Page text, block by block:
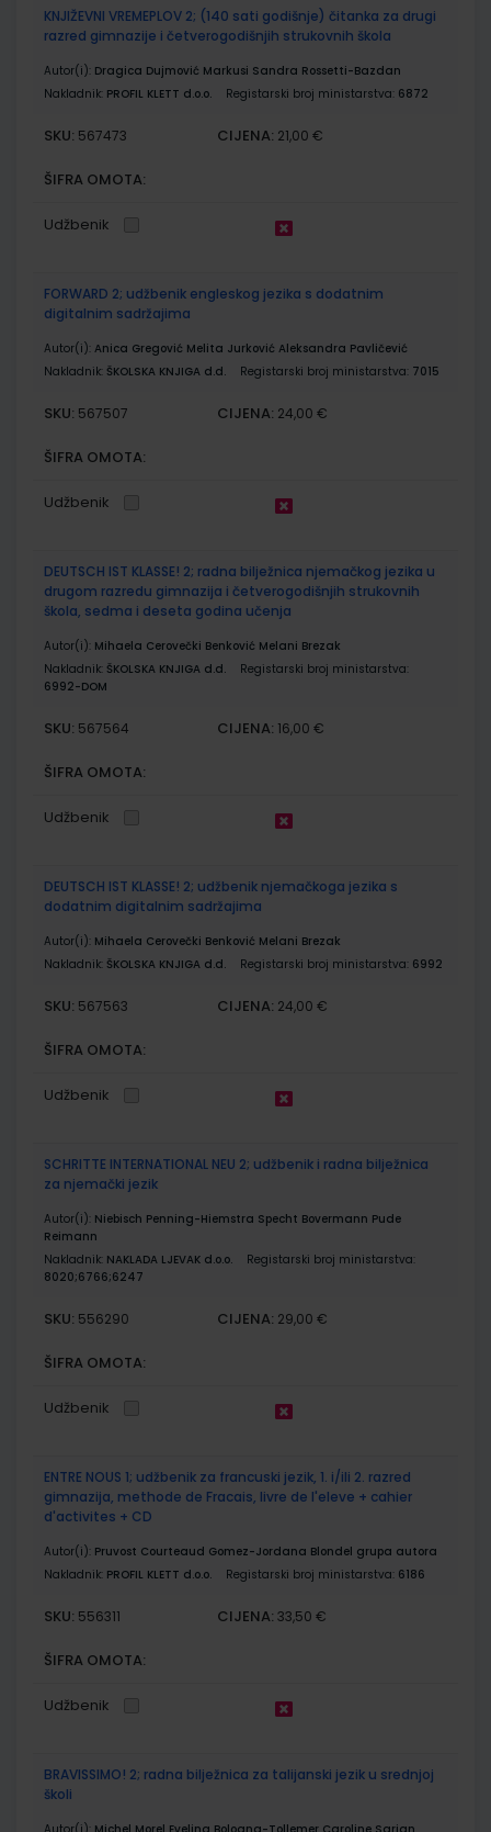
KNJIŽEVNI VREMEPLOV 2; (140 sati godišnje) čitanka za drugi
razred gimnazije i četverogodišnjih strukovnih škola
Autor(i): Dragica Dujmović Markusi Sandra Rossetti-Bazdan
Nakladnik: PROFIL KLETT d.o.o. Registarski broj ministarstva: 6872
SKU: 567473 CIJENA: 21,00 €
ŠIFRA OMOTA:
Udžbenik
FORWARD 2; udžbenik engleskog jezika s dodatnim
digitalnim sadržajima
Autor(i): Anica Gregović Melita Jurković Aleksandra Pavličević
Nakladnik: ŠKOLSKA KNJIGA d.d. Registarski broj ministarstva: 7015
SKU: 567507 CIJENA: 24,00 €
ŠIFRA OMOTA:
Udžbenik
DEUTSCH IST KLASSE! 2; radna bilježnica njemačkog jezika u
drugom razredu gimnazija i četverogodišnjih strukovnih
škola, sedma i deseta godina učenja
Autor(i): Mihaela Cerovečki Benković Melani Brezak
Nakladnik: ŠKOLSKA KNJIGA d.d.
Registarski broj ministarstva:
6992-DOM
SKU: 567564 CIJENA: 16,00 €
ŠIFRA OMOTA:
Udžbenik
DEUTSCH IST KLASSE! 2; udžbenik njemačkoga jezika s
dodatnim digitalnim sadržajima
Autor(i): Mihaela Cerovečki Benković Melani Brezak
Nakladnik: ŠKOLSKA KNJIGA d.d. Registarski broj ministarstva: 6992
SKU: 567563 CIJENA: 24,00 €
ŠIFRA OMOTA:
Udžbenik
SCHRITTE INTERNATIONAL NEU 2; udžbenik i radna bilježnica
za njemački jezik
Autor(i): Niebisch Penning-Hiemstra Specht Bovermann Pude
Reimann
Nakladnik: NAKLADA LJEVAK d.o.o.
Registarski broj ministarstva:
8020;6766;6247
SKU: 556290 CIJENA: 29,00 €
ŠIFRA OMOTA:
Udžbenik
ENTRE NOUS 1; udžbenik za francuski jezik, 1. i/ili 2. razred
gimnazija, methode de Fracais, livre de l'eleve + cahier
d'activites + CD
Autor(i): Pruvost Courteaud Gomez-Jordana Blondel grupa autora
Nakladnik: PROFIL KLETT d.o.o. Registarski broj ministarstva: 6186
SKU: 556311 CIJENA: 33,50 €
ŠIFRA OMOTA:
Udžbenik
BRAVISSIMO! 2; radna bilježnica za talijanski jezik u srednjoj
školi